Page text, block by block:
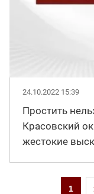
24.10.2022 15:39
Простить
Красовский
жестокие
1